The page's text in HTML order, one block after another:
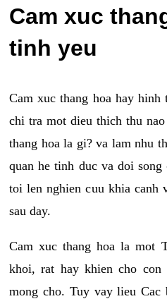
Cam xuc
tinh yeu
Cam xuc thang hoa hay hinh
chi tra mot dieu thich thu
thang hoa la gi? va lam nhu
quan he tinh duc va doi
toi len nghien cuu khia canh
sau day.
Cam xuc thang hoa la mot
khoi, rat hay khien cho
mong cho. Tuy vay lieu